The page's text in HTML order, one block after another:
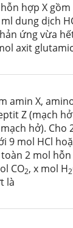
hợp X
dung dịch
ứng vừa
axit
amin X,
Z (mạch
hở). Cho
9 mol HCl
2 mol
CO2, x mol H2
là